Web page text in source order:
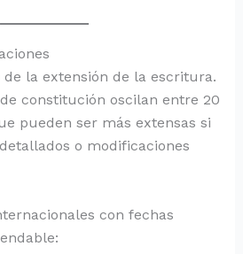
de la extensión de la escritura.
constitución oscilan entre 20
pueden ser más extensas si
o modificaciones
con fechas